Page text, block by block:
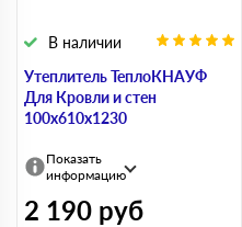
Утеплитель ТеплоКНАУФ
Для Кровли и стен
100х610х1230
В наличии
Показать
информацию
2 190 руб